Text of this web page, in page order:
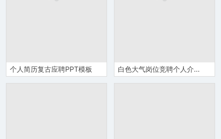
个人简历复古应聘PPT模板 白色大气岗位竞聘个人介绍PPT简历模板